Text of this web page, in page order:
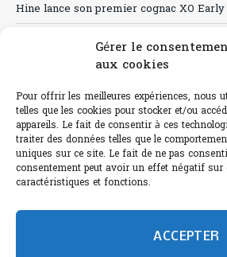
Gérer le
aux cookies
Pour offrir les meilleures expériences, nous
telles que les cookies pour stocker et/ou
appareils. Le fait de consentir à ces
traiter des données telles que le
uniques sur ce site. Le fait de ne pas
consentement peut avoir un effet négatif sur
caractéristiques et fonctions.
ACCEPTER
Hine lance son premier cognac XO Early
Sélection de rosés 2026
L'abus d'alcool est dangereux
©paris-bistro 2026 Paris-bistro.com est
mail: contact@paris-